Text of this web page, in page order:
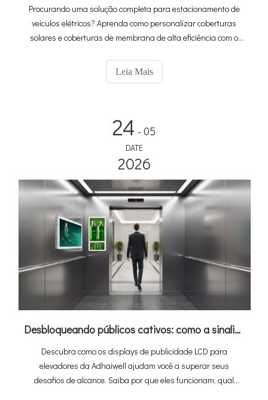
Procurando uma solução completa para estacionamento de
veículos elétricos? Aprenda como personalizar coberturas
solares e coberturas de membrana de alta eficiência com o
precisos com nosso guia técnico.
Leia Mais
24 - 05
DATE
2026
Desbloqueando públicos cativos: como a sinalização digital de elevador da Adhaiwell transforma elevadores em máquinas de receita
Descubra como os displays de publicidade LCD para
elevadores da Adhaiwell ajudam você a superar seus
desafios de alcance. Saiba por que eles funcionam, qual